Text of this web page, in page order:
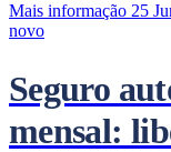
Mais informação 25
novo
Seguro
mensal: